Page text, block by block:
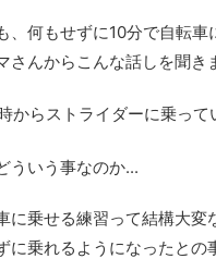
、何もせずに10分で自転
さんからこんな話しを聞き
からストライダーに乗っ
ういう事なのか...
に乗せる練習って結構大変
に乗れるようになったとの